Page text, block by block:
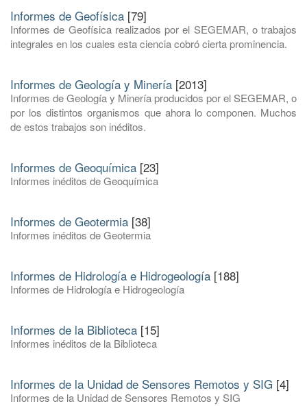
Informes de Geofísica [79]
Informes de Geofísica realizados por el SEGEMAR, o trabajos
integrales en los cuales esta ciencia cobró cierta prominencia.
Informes de Geología y Minería [2013]
Informes de Geología y Minería producidos por el SEGEMAR, o
por los distintos organismos que ahora lo componen. Muchos
de estos trabajos son inéditos.
Informes de Geoquímica [23]
Informes inéditos de Geoquímica
Informes de Geotermia [38]
Informes inéditos de Geotermia
Informes de Hidrología e Hidrogeología [188]
Informes de Hidrología e Hidrogeología
Informes de la Biblioteca [15]
Informes inéditos de la Biblioteca
Informes de la Unidad de Sensores Remotos y SIG [4]
Informes de la Unidad de Sensores Remotos y SIG